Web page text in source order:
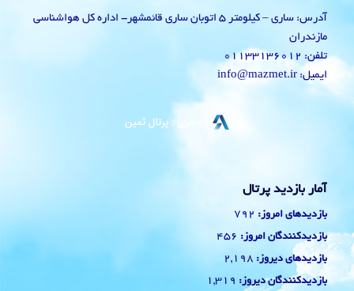
آدرس: ساری – کیلومتر 5 اتوبان ساری قائمشهر- اداره کل هواشناسی
مازندران
تلفن: 01133136012
ایمیل: info@mazmet.ir
آمار بازدید پرتال
بازدیدهای امروز: 792
بازدیدکنندگان امروز: 456
بازدیدهای دیروز: 2,198
بازدیدکنندگان دیروز: 1,319